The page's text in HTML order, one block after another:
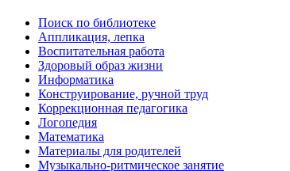
Поиск по библиотеке
Аппликация, лепка
Воспитательная работа
Здоровый образ жизни
Информатика
Конструирование, ручной труд
Коррекционная педагогика
Логопедия
Математика
Материалы для родителей
Музыкально-ритмическое занятие